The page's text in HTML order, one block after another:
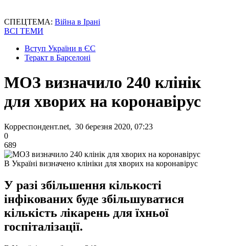
СПЕЦТЕМА: Війна в Ірані
ВСІ ТЕМИ
Вступ України в ЄС
Теракт в Барселоні
МОЗ визначило 240 клінік
для хворих на коронавірус
Корреспондент.net, 30 березня 2020, 07:23
0
689
В Україні визначено клініки для хворих на коронавірус
У разі збільшення кількості
інфікованих буде збільшуватися
кількість лікарень для їхньої
госпіталізації.